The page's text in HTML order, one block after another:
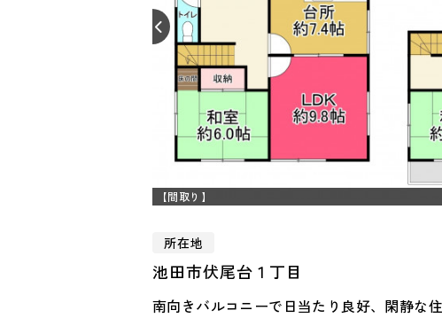
【間取り】
所在地
池田市伏尾台１丁目
南向きバルコニーで日当たり良好、閑静な